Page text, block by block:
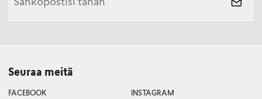
Seuraa meitä
FACEBOOK
INSTAGRAM